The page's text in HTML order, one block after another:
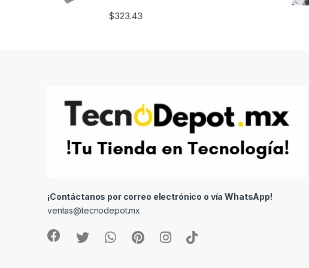
$323.43
¡Contáctanos por correo electrónico o vía WhatsApp!
ventas@tecnodepot.mx